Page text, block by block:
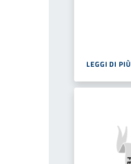
LEGGI DI PIÙ